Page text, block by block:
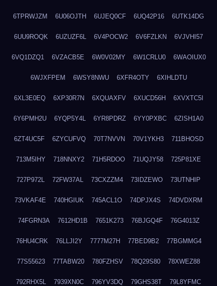
6TPRWJZM 6U06OJTH 6UJEQ0CF 6UQ42P16 6UTK14DG
6UU9ROQK 6UZUZF6L 6V4POCW2 6V6FZLKN 6VJVHI57
6VQ1DZQ1 6VZACB5E 6W0V02MY 6W1CRLU0 6WAOIUX0
6WJXFPEM 6WSY8NWU 6XFR4OTY 6XIHLDTU
6XL3E0EQ 6XP30R7N 6XQUAXFV 6XUCD56H 6XVXTC5I
6Y6PMH2U 6YQP5Y4L 6YR8PDRZ 6YY0PXBC 6ZISH1A0
6ZT4UC5F 6ZYCUFVQ 70T7NVVN 70V1YKH3 711BHOSD
713M5IHY 718NNXY2 71H5RDOO 71UQJY58 725P81XE
727P972L 72FW37AL 73CXZZM4 73IDZEWO 73UTNHIP
73VKAF4E 740HGIUK 745ACL1O 74DPJX4S 74DVDXRM
74FGRN3A 7612HD1B 7651K273 76BJGQ4F 76G4013Z
76HU4CRK 76LLJI2Y 7777M27H 77BED9B2 77BGMMG4
77S55623 77TABW20 780FZHSV 78Q29S80 78XWEZ88
792RHX5L 7939XN0C 796YV3DQ 79GHS38T 79L8YFMC